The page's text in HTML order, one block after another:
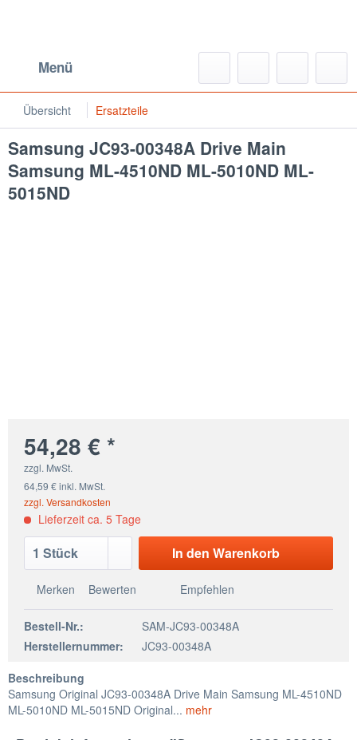
Menü
Übersicht Ersatzteile
Samsung JC93-00348A Drive Main
Samsung ML-4510ND ML-5010ND ML-
5015ND
54,28 € *
zzgl. MwSt.
64,59 € inkl. MwSt.
zzgl. Versandkosten
Lieferzeit ca. 5 Tage
In den Warenkorb
Merken Bewerten Empfehlen
Bestell-Nr.:
SAM-JC93-00348A
Herstellernummer:
JC93-00348A
Beschreibung
Samsung Original JC93-00348A Drive Main Samsung ML-4510ND
ML-5010ND ML-5015ND Original... mehr